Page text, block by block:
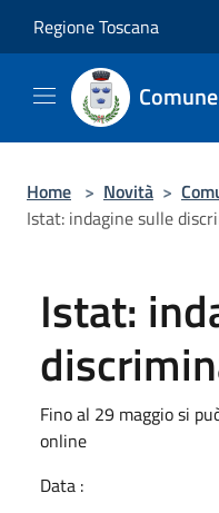
Regione Toscana
Home > Novità >
Istat: indagine sulle
Istat:
Fino al 29 maggio si
online
Data :